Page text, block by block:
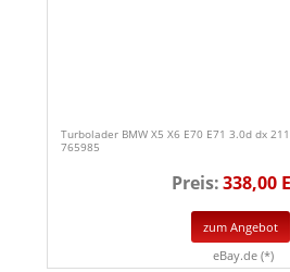
Turbolader BMW X5 X6 E70 E71 3.0d dx
765985
Preis:338,00
zum Angebot
eBay.de (*)